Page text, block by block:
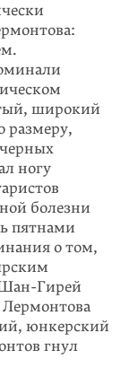
широкий
размеру,
ногу
болезни
пятнами
о том,
Гирей
Лермонтова
юнкерский
гнул